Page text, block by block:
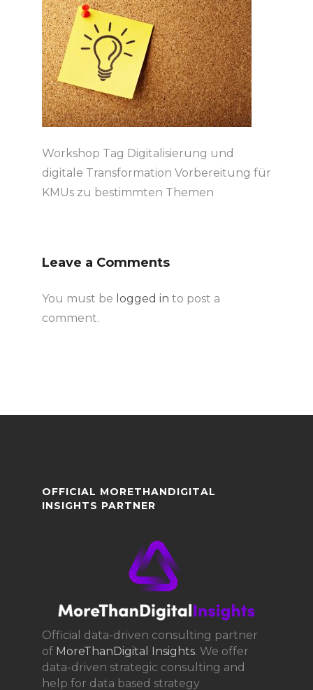
Workshop Tag Digitalisierung und
digitale Transformation Vorbereitung für
KMUs zu bestimmten Themen
Leave a Comments
You must be logged in to post a
comment.
OFFICIAL MORETHANDIGITAL
INSIGHTS PARTNER
Official data-driven consulting partner
of MoreThanDigital Insights. We offer
data-driven strategic consulting and
help for data based strategy